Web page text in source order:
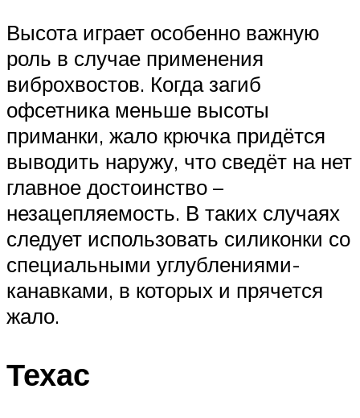
Высота играет особенно важную
роль в случае применения
виброхвостов. Когда загиб
офсетника меньше высоты
приманки, жало крючка придётся
выводить наружу, что сведёт на нет
главное достоинство –
незацепляемость. В таких случаях
следует использовать силиконки со
специальными углублениями-
канавками, в которых и прячется
жало.
Техас